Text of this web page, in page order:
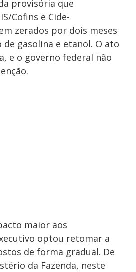
provisória que
Cofins e Cide-
zerados por dois meses
de gasolina e etanol. O ato
e o governo federal não
maior aos
optou retomar a
de forma gradual. De
da Fazenda, neste